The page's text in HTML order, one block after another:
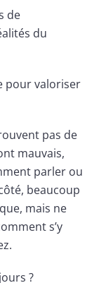
de
du
pour valoriser
pas de
mauvais,
parler ou
beaucoup
mais ne
s’y
?